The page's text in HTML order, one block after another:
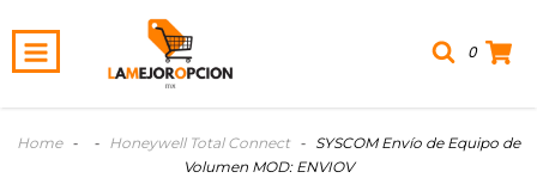
0
Home - - Honeywell Total Connect - SYSCOM Envío de Equipo de
Volumen MOD: ENVIOV